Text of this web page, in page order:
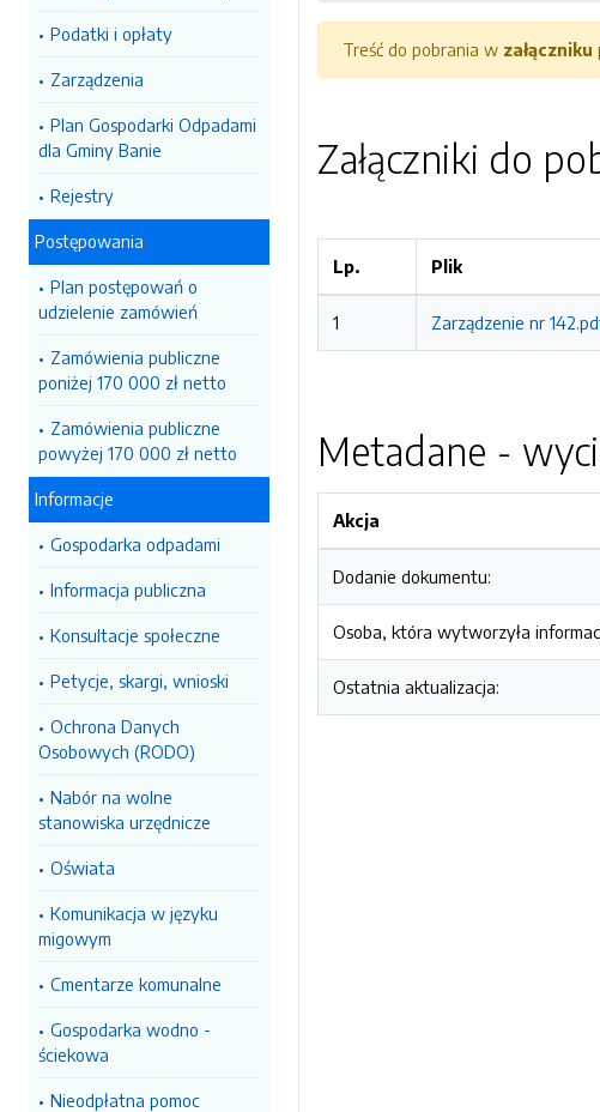
Podatki i opłaty
Zarządzenia
Plan Gospodarki Odpadami
dla Gminy Banie
Rejestry
Postępowania
Plan postępowań o
udzielenie zamówień
Zamówienia publiczne
poniżej 170 000 zł netto
Zamówienia publiczne
powyżej 170 000 zł netto
Informacje
Gospodarka odpadami
Informacja publiczna
Konsultacje społeczne
Petycje, skargi, wnioski
Ochrona Danych
Osobowych (RODO)
Nabór na wolne
stanowiska urzędnicze
Oświata
Komunikacja w języku
migowym
Cmentarze komunalne
Gospodarka wodno -
ściekowa
Nieodpłatna pomoc
Treść do pobrania w załączniku
Załączniki do
Lp. Plik
1 Zarządzenie nr
Metadane -
Akcja
Dodanie dokumentu:
Osoba, która wytworzyła
Ostatnia aktualizacja: